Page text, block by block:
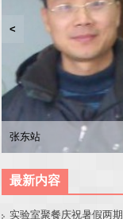
林子雨
张东站
林文水
冯少荣
<
最新内容